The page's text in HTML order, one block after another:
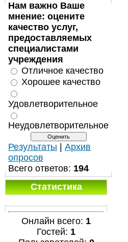
Нам важно Ваше
мнение: оцените
качество услуг,
предоставляемых
специалистами
учреждения
Отличное качество
Хорошее качество
Удовлетворительное
Неудовлетворительное
Результаты
Архив
опросов
Всего ответов: 194
Статистика
Онлайн всего: 1
Гостей: 1